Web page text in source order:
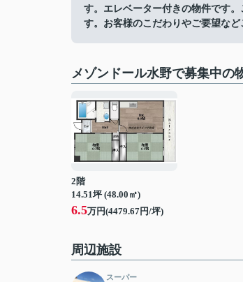
す。エレベーター付きの物件です
す。お客様のこだわりやご要望な
メゾンドール水野で募集中の
2階
14.51坪 (48.00㎡)
6.5万円(4479.67円/坪)
周辺施設
スーパー